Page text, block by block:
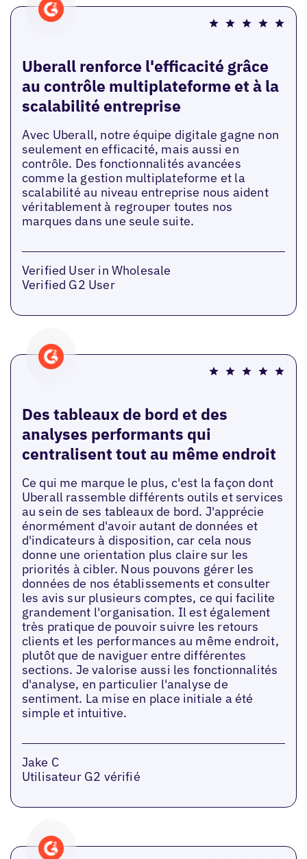
Uberall renforce l'efficacité grâce
au contrôle multiplateforme et à la
scalabilité entreprise
Avec Uberall, notre équipe digitale gagne non
seulement en efficacité, mais aussi en
contrôle. Des fonctionnalités avancées
comme la gestion multiplateforme et la
scalabilité au niveau entreprise nous aident
véritablement à regrouper toutes nos
marques dans une seule suite.
Verified User in Wholesale
Verified G2 User
Des tableaux de bord et des
analyses performants qui
centralisent tout au même endroit
Ce qui me marque le plus, c'est la façon dont
Uberall rassemble différents outils et services
au sein de ses tableaux de bord. J'apprécie
énormément d'avoir autant de données et
d'indicateurs à disposition, car cela nous
donne une orientation plus claire sur les
priorités à cibler. Nous pouvons gérer les
données de nos établissements et consulter
les avis sur plusieurs comptes, ce qui facilite
grandement l'organisation. Il est également
très pratique de pouvoir suivre les retours
clients et les performances au même endroit,
plutôt que de naviguer entre différentes
sections. Je valorise aussi les fonctionnalités
d'analyse, en particulier l'analyse de
sentiment. La mise en place initiale a été
simple et intuitive.
Jake C
Utilisateur G2 vérifié